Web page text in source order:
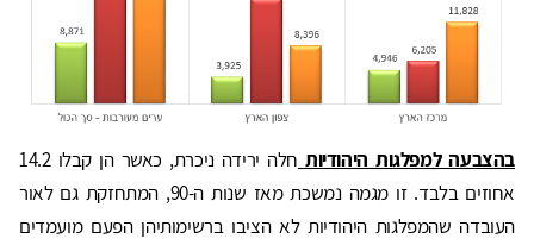
בהצבעה למפלגות היהודיות
חלה ירידה ניכרת, כאשר הן קבלו 14.2
אחוזים בלבד. זו מגמה נמשכת מאז שנות ה-90, המתחזקת גם לאור
העובדה שהמפלגות היהודיות לא הציבו ברשימותיהן הפעם מועמדים